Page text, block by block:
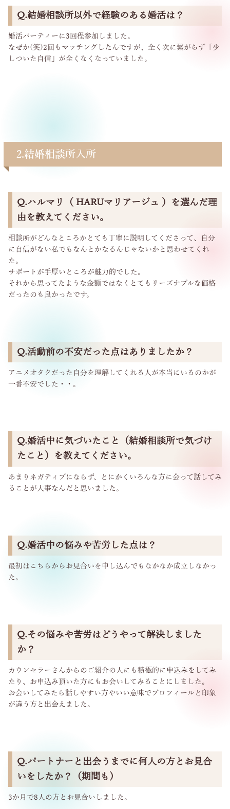
Q.結婚相談所以外で経験のある婚活は？
婚活パーティーに3回程参加しました。
なぜか(笑)2回もマッチングしたんですが、全く次に繋がらず「少
しついた自信」が全くなくなっていました。
2.結婚相談所入所
Q.ハルマリ（ HARUマリアージュ ）を選んだ理
由を教えてください。
相談所がどんなところかとても丁寧に説明してくださって、自分
に自信がない私でもなんとかなるんじゃないかと思わせてくれ
た。
サポートが手厚いところが魅力的でした。
それから思ってたような金額ではなくとてもリーズナブルな価格
だったのも良かったです。
Q.活動前の不安だった点はありましたか？
アニメオタクだった自分を理解してくれる人が本当にいるのかが
一番不安でした・・。
Q.婚活中に気づいたこと（結婚相談所で気づけ
たこと）を教えてください。
あまりネガティブにならず、とにかくいろんな方に会って話してみ
ることが大事なんだと思いました。
Q.婚活中の悩みや苦労した点は？
最初はこちらからお見合いを申し込んでもなかなか成立しなかっ
た。
Q.その悩みや苦労はどうやって解決しました
か？
カウンセラーさんからのご紹介の人にも積極的に申込みをしてみ
たり、お申込み頂いた方にもお会いしてみることにしました。
お会いしてみたら話しやすい方やいい意味でプロフィールと印象
が違う方と出会えました。
Q.パートナーと出会うまでに何人の方とお見合
いをしたか？（期間も）
3か月で8人の方とお見合いしました。